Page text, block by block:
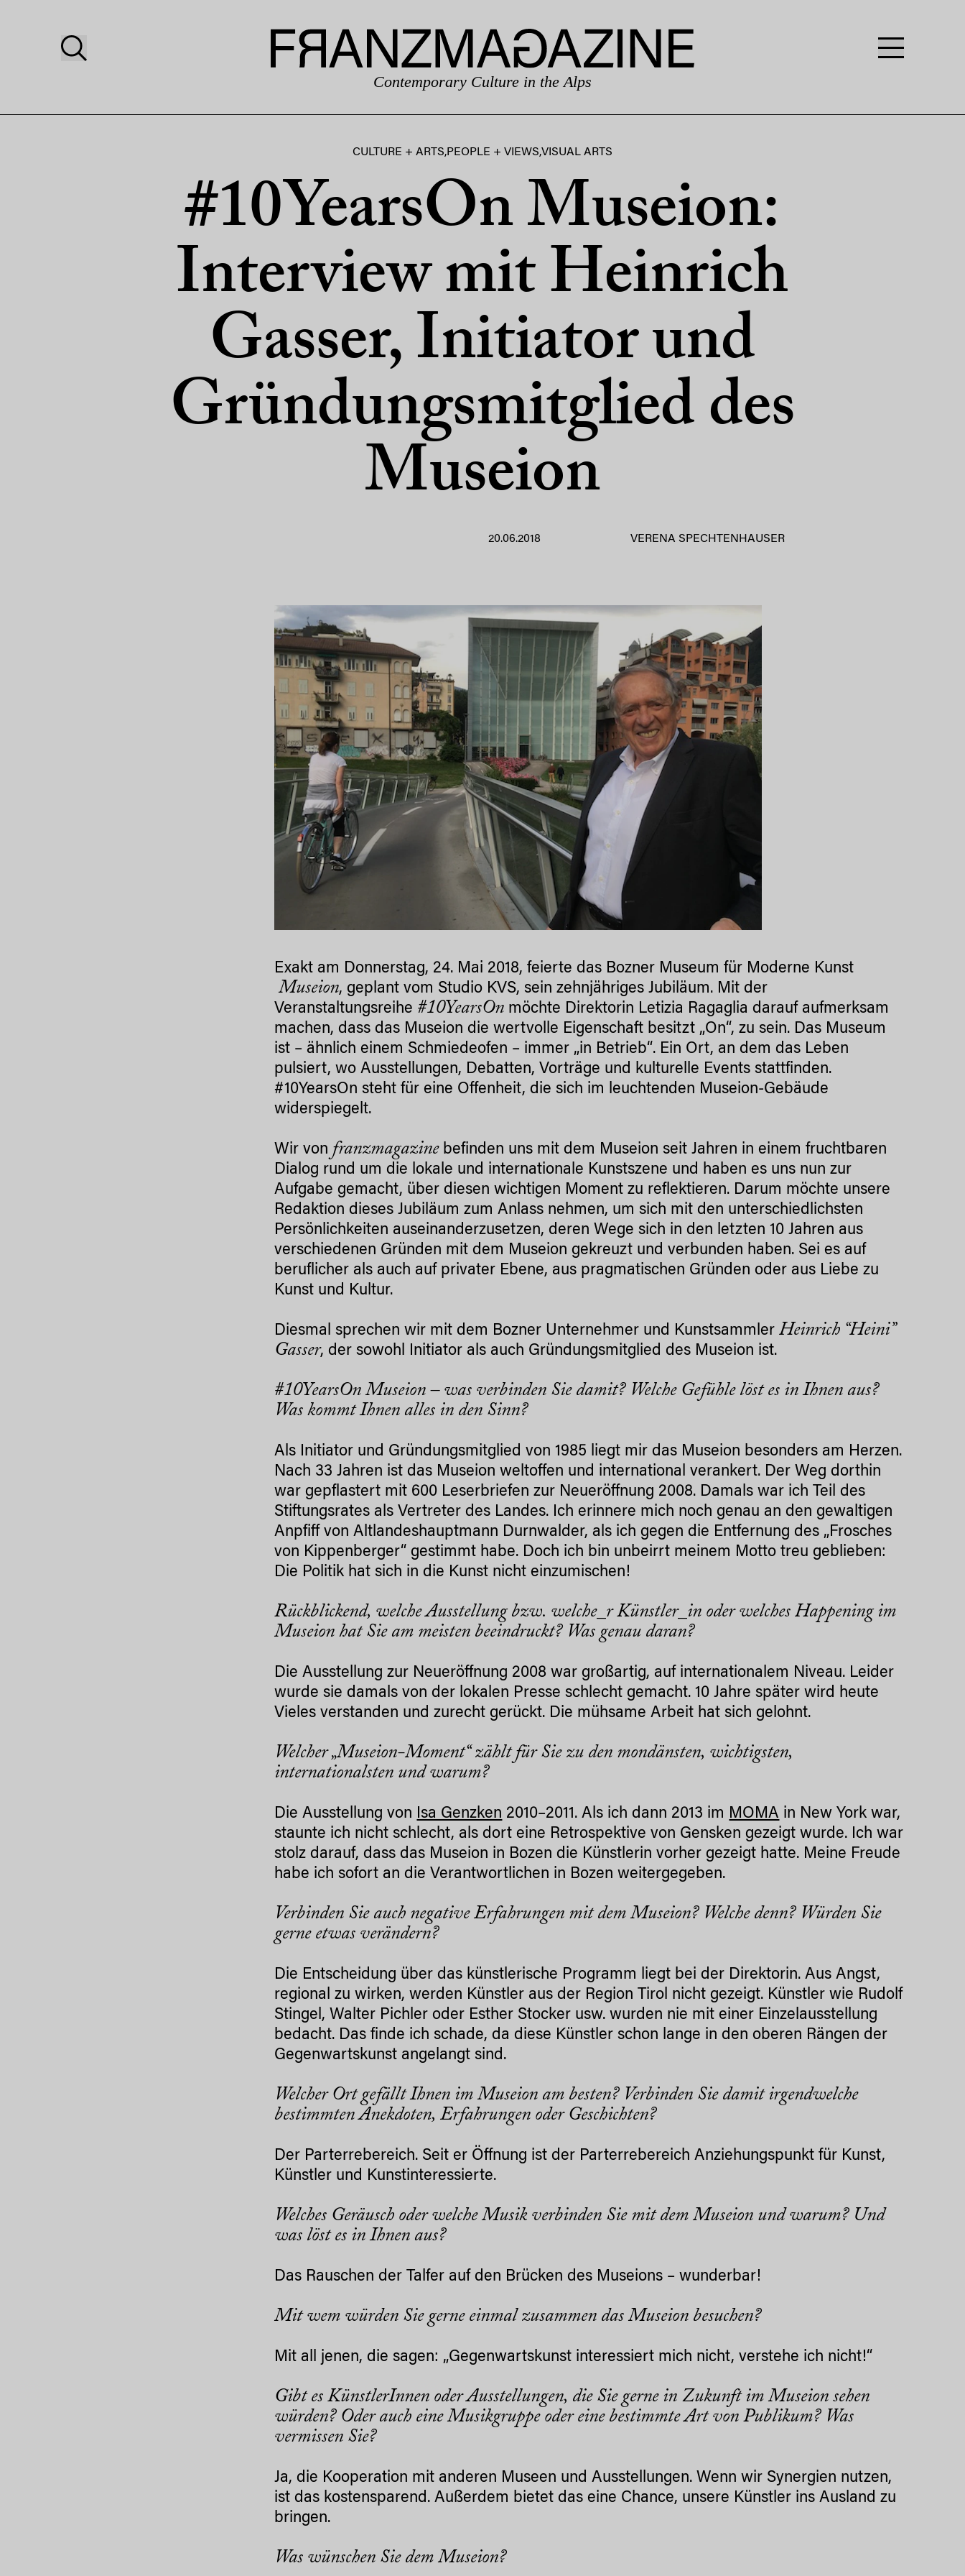
Contemporary Culture in the Alps
CULTURE + ARTS,PEOPLE + VIEWS,VISUAL ARTS
#10YearsOn Museion:
Interview mit Heinrich
Gasser, Initiator und
Gründungsmitglied des
Museion
20.06.2018 VERENA SPECHTENHAUSER
Exakt am Donnerstag, 24. Mai 2018, feierte das Bozner Museum für Moderne Kunst
Museion, geplant vom Studio KVS, sein zehnjähriges Jubiläum. Mit der
Veranstaltungsreihe #10YearsOn möchte Direktorin Letizia Ragaglia darauf aufmerksam
machen, dass das Museion die wertvolle Eigenschaft besitzt „On“, zu sein. Das Museum
ist – ähnlich einem Schmiedeofen – immer „in Betrieb“. Ein Ort, an dem das Leben
pulsiert, wo Ausstellungen, Debatten, Vorträge und kulturelle Events stattfinden.
#10YearsOn steht für eine Offenheit, die sich im leuchtenden Museion-Gebäude
widerspiegelt.
Wir von franzmagazinebefinden uns mit dem Museion seit Jahren in einem fruchtbaren
Dialog rund um die lokale und internationale Kunstszene und haben es uns nun zur
Aufgabe gemacht, über diesen wichtigen Moment zu reflektieren. Darum möchte unsere
Redaktion dieses Jubiläum zum Anlass nehmen, um sich mit den unterschiedlichsten
Persönlichkeiten auseinanderzusetzen, deren Wege sich in den letzten 10 Jahren aus
verschiedenen Gründen mit dem Museion gekreuzt und verbunden haben. Sei es auf
beruflicher als auch auf privater Ebene, aus pragmatischen Gründen oder aus Liebe zu
Kunst und Kultur.
Diesmal sprechen wir mit dem Bozner Unternehmer und KunstsammlerHeinrich “Heini”
Gasser, der sowohl Initiator als auch Gründungsmitglied des Museion ist.
#10YearsOn Museion – was verbinden Sie damit? Welche Gefühle löst es in Ihnen aus?
Was kommt Ihnen alles in den Sinn?
Als Initiator und Gründungsmitglied von 1985 liegt mir das Museion besonders am Herzen.
Nach 33 Jahren ist das Museion weltoffen und international verankert. Der Weg dorthin
war gepflastert mit 600 Leserbriefen zur Neueröffnung 2008. Damals war ich Teil des
Stiftungsrates als Vertreter des Landes. Ich erinnere mich noch genau an den gewaltigen
Anpfiff von Altlandeshauptmann Durnwalder, als ich gegen die Entfernung des „Frosches
von Kippenberger“ gestimmt habe. Doch ich bin unbeirrt meinem Motto treu geblieben:
Die Politik hat sich in die Kunst nicht einzumischen!
Rückblickend, welche Ausstellung bzw. welche_r Künstler_in oder welches Happening im
Museion hat Sie am meisten beeindruckt? Was genau daran?
Die Ausstellung zur Neueröffnung 2008 war großartig, auf internationalem Niveau. Leider
wurde sie damals von der lokalen Presse schlecht gemacht. 10 Jahre später wird heute
Vieles verstanden und zurecht gerückt. Die mühsame Arbeit hat sich gelohnt.
Welcher „Museion-Moment“ zählt für Sie zu den mondänsten, wichtigsten,
internationalsten und warum?
Die Ausstellung von Isa Genzken 2010–2011. Als ich dann 2013 im MOMA in New York war,
staunte ich nicht schlecht, als dort eine Retrospektive von Gensken gezeigt wurde. Ich war
stolz darauf, dass das Museion in Bozen die Künstlerin vorher gezeigt hatte. Meine Freude
habe ich sofort an die Verantwortlichen in Bozen weitergegeben.
Verbinden Sie auch negative Erfahrungen mit dem Museion? Welche denn? Würden Sie
gerne etwas verändern?
Die Entscheidung über das künstlerische Programm liegt bei der Direktorin. Aus Angst,
regional zu wirken, werden Künstler aus der Region Tirol nicht gezeigt. Künstler wie Rudolf
Stingel, Walter Pichler oder Esther Stocker usw. wurden nie mit einer Einzelausstellung
bedacht. Das finde ich schade, da diese Künstler schon lange in den oberen Rängen der
Gegenwartskunst angelangt sind.
Welcher Ort gefällt Ihnen im Museion am besten? Verbinden Sie damit irgendwelche
bestimmten Anekdoten, Erfahrungen oder Geschichten?
Der Parterrebereich. Seit er Öffnung ist der Parterrebereich Anziehungspunkt für Kunst,
Künstler und Kunstinteressierte.
Welches Geräusch oder welche Musik verbinden Sie mit dem Museion und warum? Und
was löst es in Ihnen aus?
Das Rauschen der Talfer auf den Brücken des Museions – wunderbar!
Mit wem würden Sie gerne einmal zusammen das Museion besuchen?
Mit all jenen, die sagen: „Gegenwartskunst interessiert mich nicht, verstehe ich nicht!“
Gibt es KünstlerInnen oder Ausstellungen, die Sie gerne in Zukunft im Museion sehen
würden? Oder auch eine Musikgruppe oder eine bestimmte Art von Publikum? Was
vermissen Sie?
Ja, die Kooperation mit anderen Museen und Ausstellungen. Wenn wir Synergien nutzen,
ist das kostensparend. Außerdem bietet das eine Chance, unsere Künstler ins Ausland zu
bringen.
Was wünschen Sie dem Museion?